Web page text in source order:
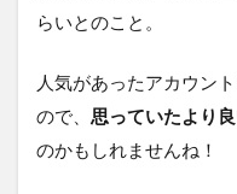
らいとのこと。
人気があったアカウン
ので、 思っていたより
のかもしれませんね！